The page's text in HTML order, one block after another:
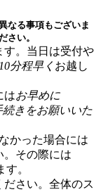
なる事項もございま
さい。
す。当日は受付や
分程早く お越し
はお早めに
きをお願いいた
かった場合には
。その際には
。
さい。全体のス